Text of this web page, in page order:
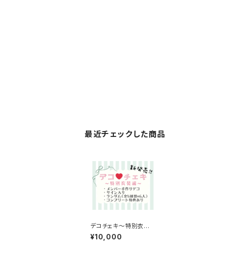
最近チェックした商品
デコチェキ〜特別衣装
編〜【箱推しセット】
¥10,000